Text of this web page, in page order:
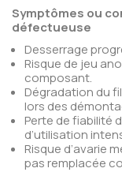
Symptômes ou
défectueuse
Desserrage
Risque de jeu
composant.
Dégradation du
lors des
Perte de fiabilité
d’utilisation
Risque d’avarie
pas remplacée